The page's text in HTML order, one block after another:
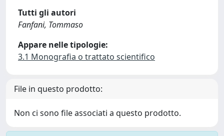
Tutti gli autori
Fanfani, Tommaso
Appare nelle tipologie:
3.1 Monografia o trattato scientifico
File in questo prodotto:
Non ci sono file associati a questo prodotto.